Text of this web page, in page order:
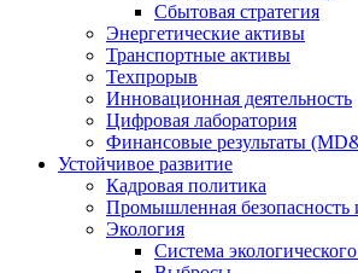
Сбытовая стратегия
Энергетические активы
Транспортные активы
Техпрорыв
Инновационная деятельность
Цифровая лаборатория
Финансовые результаты
Устойчивое развитие
Кадровая политика
Промышленная безопасность
Экология
Система